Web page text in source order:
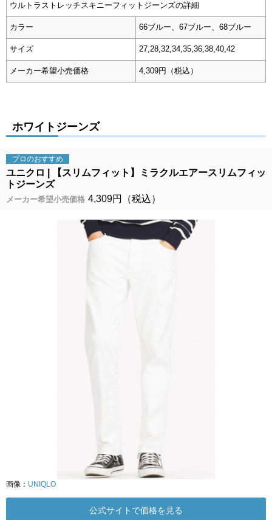
ウルトラストレッチスキニーフィットジーンズの詳細
カラー 66ブルー、67ブルー、68ブルー
サイズ 27,28,32,34,35,36,38,40,42
メーカー希望小売価格 4,309円（税込）
ホワイトジーンズ
画像： UNIQLO
プロのおすすめ
ユニクロ
【スリムフィット】ミラクルエアースリムフィッ
トジーンズ
メーカー希望小売価格 4,309円（税込）
公式サイトで価格を見る